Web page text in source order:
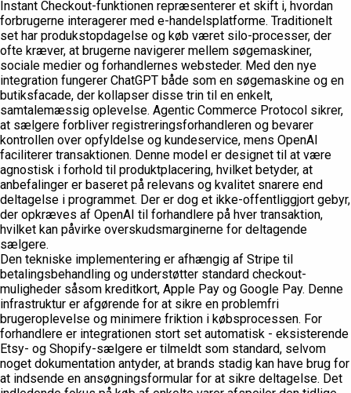
Instant Checkout-funktionen repræsenterer et skift i, hvordan
forbrugerne interagerer med e-handelsplatforme. Traditionelt
set har produkstopdagelse og køb været silo-processer, der
ofte kræver, at brugerne navigerer mellem søgemaskiner,
sociale medier og forhandlernes websteder. Med den nye
integration fungerer ChatGPT både som en søgemaskine og en
butiksfacade, der kollapser disse trin til en enkelt,
samtalemæssig oplevelse. Agentic Commerce Protocol sikrer,
at sælgere forbliver registreringsforhandleren og bevarer
kontrollen over opfyldelse og kundeservice, mens OpenAI
faciliterer transaktionen. Denne model er designet til at være
agnostisk i forhold til produktplacering, hvilket betyder, at
anbefalinger er baseret på relevans og kvalitet snarere end
deltagelse i programmet. Der er dog et ikke-offentliggjort gebyr,
der opkræves af OpenAI til forhandlere på hver transaktion,
hvilket kan påvirke overskudsmarginerne for deltagende
sælgere.
Den tekniske implementering er afhængig af Stripe til
betalingsbehandling og understøtter standard checkout-
muligheder såsom kreditkort, Apple Pay og Google Pay. Denne
infrastruktur er afgørende for at sikre en problemfri
brugeroplevelse og minimere friktion i købsprocessen. For
forhandlere er integrationen stort set automatisk - eksisterende
Etsy- og Shopify-sælgere er tilmeldt som standard, selvom
noget dokumentation antyder, at brands stadig kan have brug for
at indsende en ansøgningsformular for at sikre deltagelse. Det